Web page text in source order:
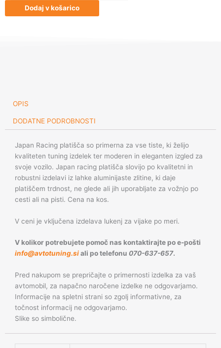
JR10
15x7
Dodaj v košarico
OPIS
DODATNE PODROBNOSTI
Japan Racing platišča so primerna za vse tiste, ki želijo
kvaliteten tuning izdelek ter moderen in eleganten izgled za
svoje vozilo. Japan racing platišča slovijo po kvalitetni in
robustni izdelavi iz lahke aluminijaste zlitine, ki daje
platiščem trdnost, ne glede ali jih uporabljate za vožnjo po
cesti ali na pisti. Cena na kos.
V ceni je vključena izdelava lukenj za vijake po meri.
V kolikor potrebujete pomoč nas kontaktirajte po e-pošti
info@avtotuning.siali po telefonu 070-637-657.
Pred nakupom se prepričajte o primernosti izdelka za vaš
avtomobil, za napačno naročene izdelke ne odgovarjamo.
Informacije na spletni strani so zgolj informativne, za
točnost informacij ne odgovarjamo.
Slike so simbolične.